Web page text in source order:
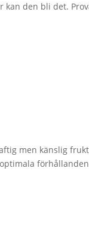
den bli det.
men känslig